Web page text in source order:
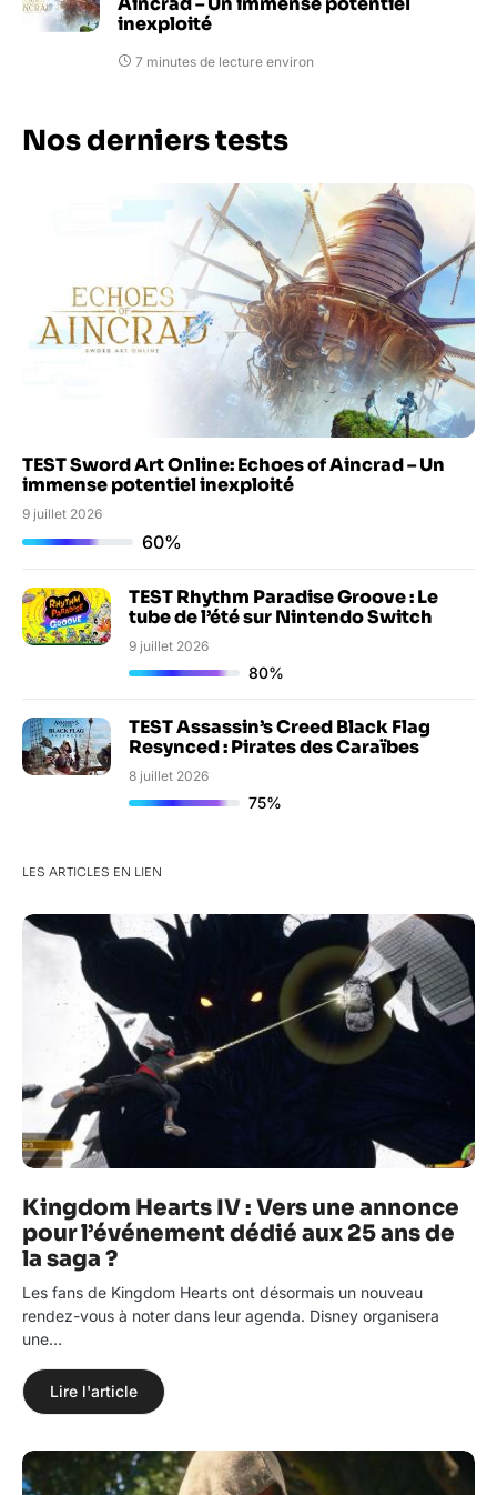
inexploité
7 minutes de lecture environ
Nos derniers tests
TEST Sword Art Online: Echoes of Aincrad – Un
immense potentiel inexploité
9 juillet 2026
60%
TEST Rhythm Paradise Groove : Le
tube de l’été sur Nintendo Switch
9 juillet 2026
80%
TEST Assassin’s Creed Black Flag
Resynced : Pirates des Caraïbes
8 juillet 2026
75%
LES ARTICLES EN LIEN
Kingdom Hearts IV : Vers une annonce
pour l’événement dédié aux 25 ans de
la saga ?
Les fans de Kingdom Hearts ont désormais un nouveau
rendez-vous à noter dans leur agenda. Disney organisera
une…
Lire l'article